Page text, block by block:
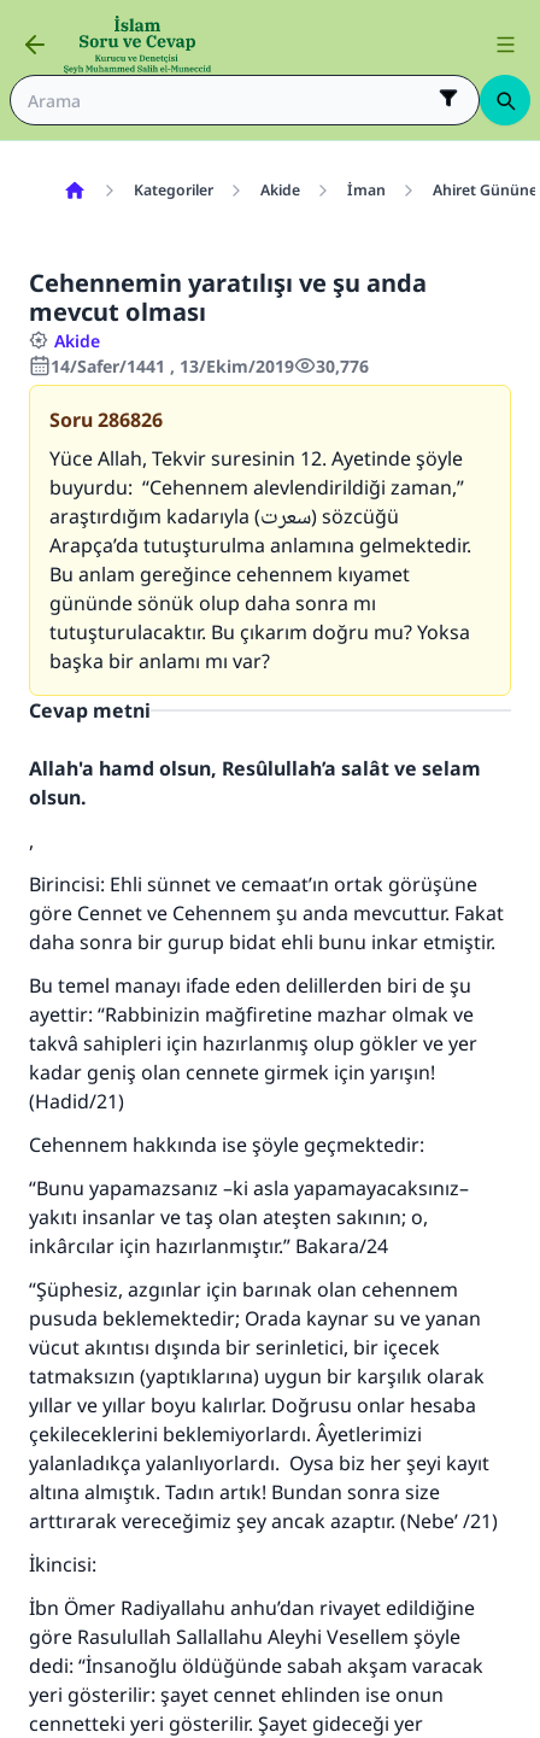
Kategoriler Akide İman Ahiret
Cehennemin yaratılışı ve şu anda
mevcut olması
Akide
14/Safer/1441 , 13/Ekim/2019
30,776
Soru286826
Yüce Allah, Tekvir suresinin 12. Ayetinde şöyle
buyurdu: “Cehennem alevlendirildiği zaman,”
araştırdığım kadarıyla (سعرت) sözcüğü
Arapça’da tutuşturulma anlamına gelmektedir.
Bu anlam gereğince cehennem kıyamet
gününde sönük olup daha sonra mı
tutuşturulacaktır. Bu çıkarım doğru mu? Yoksa
başka bir anlamı mı var?
Cevap metni
Allah'a hamd olsun, Resûlullah’a salât ve selam
olsun.
,
Birincisi: Ehli sünnet ve cemaat’ın ortak görüşüne
göre Cennet ve Cehennem şu anda mevcuttur. Fakat
daha sonra bir gurup bidat ehli bunu inkar etmiştir.
Bu temel manayı ifade eden delillerden biri de şu
ayettir: “Rabbinizin mağfiretine mazhar olmak ve
takvâ sahipleri için hazırlanmış olup gökler ve yer
kadar geniş olan cennete girmek için yarışın!
(Hadid/21)
Cehennem hakkında ise şöyle geçmektedir:
“Bunu yapamazsanız –ki asla yapamayacaksınız–
yakıtı insanlar ve taş olan ateşten sakının; o,
inkârcılar için hazırlanmıştır.” Bakara/24
“Şüphesiz, azgınlar için barınak olan cehennem
pusuda beklemektedir; Orada kaynar su ve yanan
vücut akıntısı dışında bir serinletici, bir içecek
tatmaksızın (yaptıklarına) uygun bir karşılık olarak
yıllar ve yıllar boyu kalırlar. Doğrusu onlar hesaba
çekileceklerini beklemiyorlardı. Âyetlerimizi
yalanladıkça yalanlıyorlardı. Oysa biz her şeyi kayıt
altına almıştık. Tadın artık! Bundan sonra size
arttırarak vereceğimiz şey ancak azaptır. (Nebe’ /21)
İkincisi:
İbn Ömer Radiyallahu anhu’dan rivayet edildiğine
göre Rasulullah Sallallahu Aleyhi Vesellem şöyle
dedi: “İnsanoğlu öldüğünde sabah akşam varacak
yeri gösterilir: şayet cennet ehlinden ise onun
cennetteki yeri gösterilir. Şayet gideceği yer